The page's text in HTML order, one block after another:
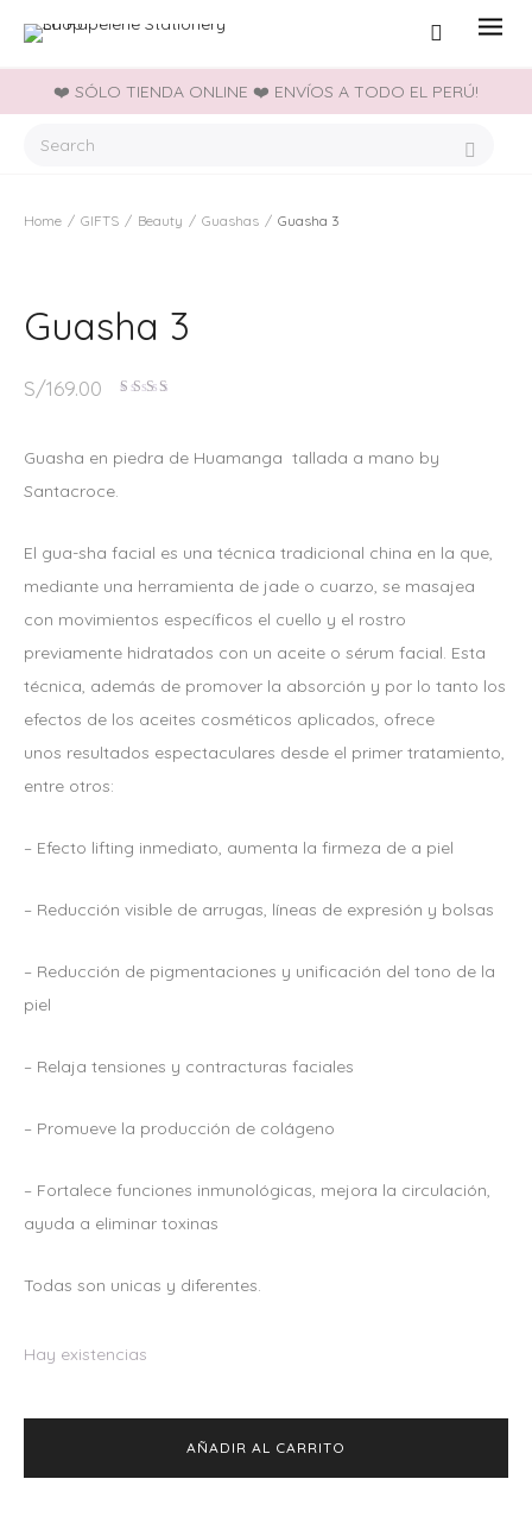
❤️ SÓLO TIENDA ONLINE ❤️ ENVÍOS A TODO EL PERÚ!
Home / GIFTS / Beauty / Guashas / Guasha 3
Guasha 3
S/169.00
de 5
Guasha en piedra de Huamanga tallada a mano by
Santacroce.
El gua-sha facial es una técnica tradicional china en la que,
mediante una herramienta de jade o cuarzo, se masajea
con movimientos específicos el cuello y el rostro
previamente hidratados con un aceite o sérum facial. Esta
técnica, además de promover la absorción y por lo tanto los
efectos de los aceites cosméticos aplicados, ofrece
unos resultados espectaculares desde el primer tratamiento,
entre otros:
– Efecto lifting inmediato, aumenta la firmeza de a piel
– Reducción visible de arrugas, líneas de expresión y bolsas
– Reducción de pigmentaciones y unificación del tono de la
piel
– Relaja tensiones y contracturas faciales
– Promueve la producción de colágeno
– Fortalece funciones inmunológicas, mejora la circulación,
ayuda a eliminar toxinas
Todas son unicas y diferentes.
Hay existencias
AÑADIR AL CARRITO